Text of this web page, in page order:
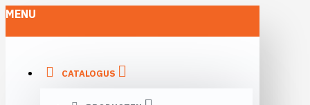
MENU
CATALOGUS